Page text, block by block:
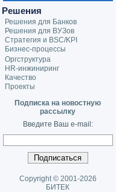
Решения
Решения для Банков
Решения для ВУЗов
Стратегия и BSC/KPI
Бизнес-процессы
Оргструктура
HR-инжиниринг
Качество
Проекты
Подписка на новостную
рассылку
Введите Ваш e-mail:
Copyright © 2001-2026
БИТЕК